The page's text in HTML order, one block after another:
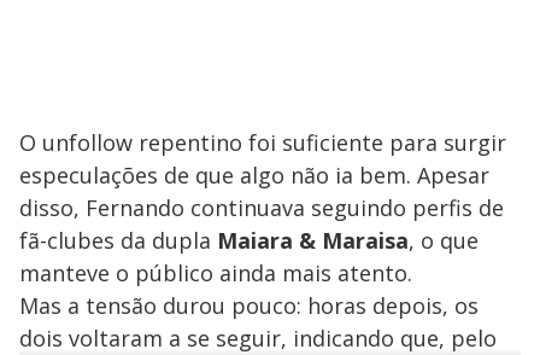
O unfollow repentino foi suficiente para surgir
especulações de que algo não ia bem. Apesar
disso, Fernando continuava seguindo perfis de
fã-clubes da dupla Maiara & Maraisa, o que
manteve o público ainda mais atento.
Mas a tensão durou pouco: horas depois, os
dois voltaram a se seguir, indicando que, pelo